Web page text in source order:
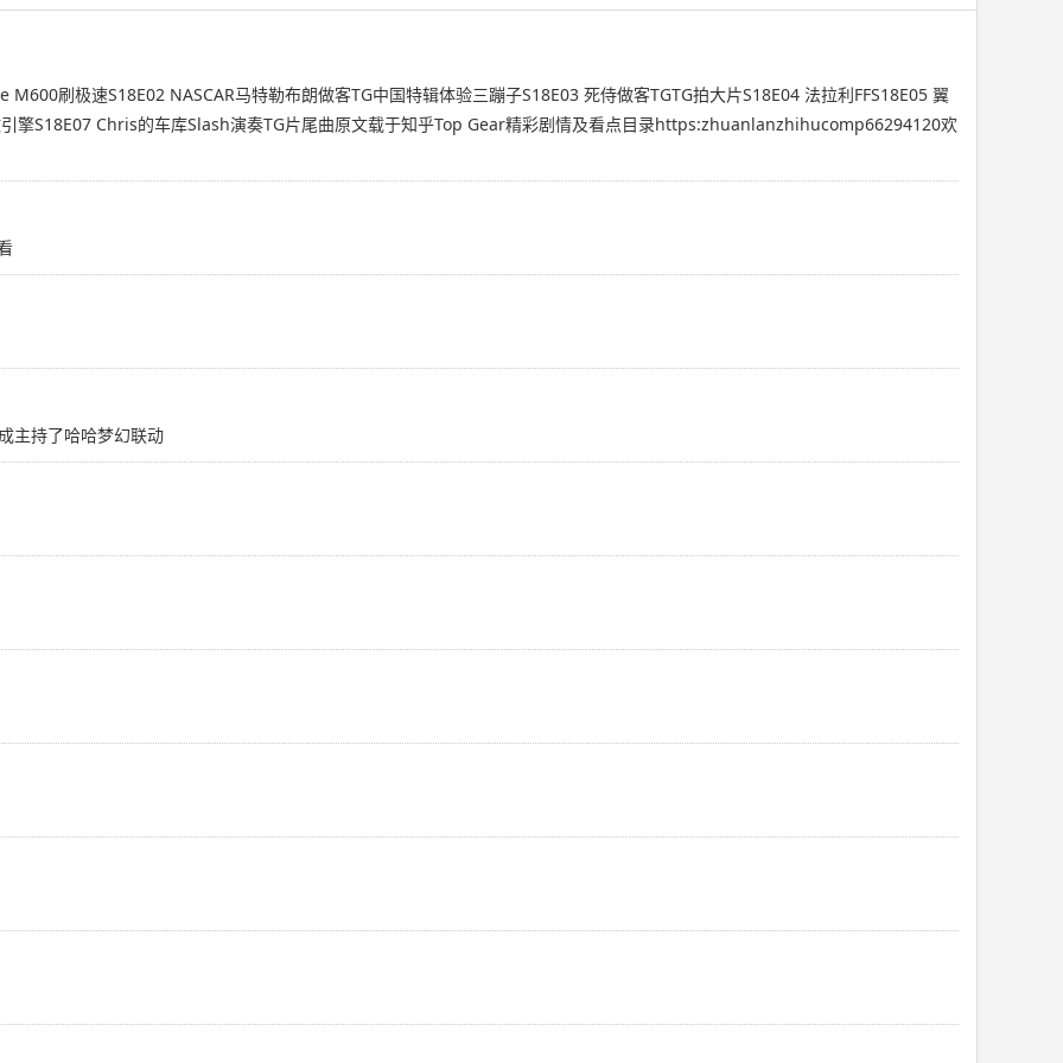
刷极速S18E02 NASCAR马特勒布朗做客TG中国特辑体验三蹦子S18E03 死侍做客TGTG拍大片S18E04 法拉利FFS18E05 翼
擎S18E07 Chris的车库Slash演奏TG片尾曲原文载于知乎Top Gear精彩剧情及看点目录https:zhuanlanzhihucomp66294120欢
主持了哈哈梦幻联动